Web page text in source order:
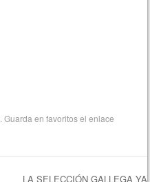
. Guarda en favoritos elenlace
LA SELECCIÓN GALLEGA YA